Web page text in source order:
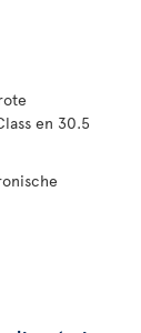
en 30.5